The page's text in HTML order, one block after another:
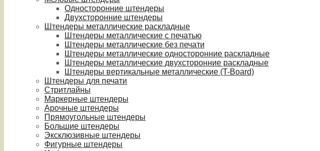
Односторонние штендеры
Двухсторонние штендеры
Штендеры металлические раскладные
Штендеры металлические с печатью
Штендеры металлические без печати
Штендеры металлические односторонние раскладные
Штендеры металлические двухсторонние раскладные
Штендеры вертикальные металлические (T-Board)
Штендеры для печати
Стритлайны
Маркерные штендеры
Арочные штендеры
Прямоугольные штендеры
Большие штендеры
Эксклюзивные штендеры
Фигурные штендеры